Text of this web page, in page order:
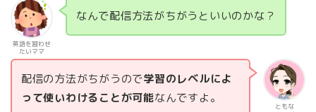
英語を習わせ
たいママ
なんで配信方法がちがうといいのかな？
ともな
配信の方法がちがうので学習のレベルによ
って使いわけることが可能なんですよ。